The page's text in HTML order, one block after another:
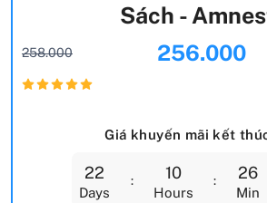
Sách -
258.000 256.000
Giá khuyến mãi kết
22
Days
10
Hours
26
Min